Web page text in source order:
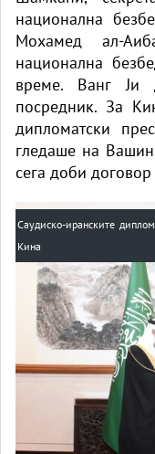
национална
Мохамед ал-
национална
време. Ванг Ји
посредник. За
дипломатски
гледаше на
сега доби
Саудиско-иранските
Кина